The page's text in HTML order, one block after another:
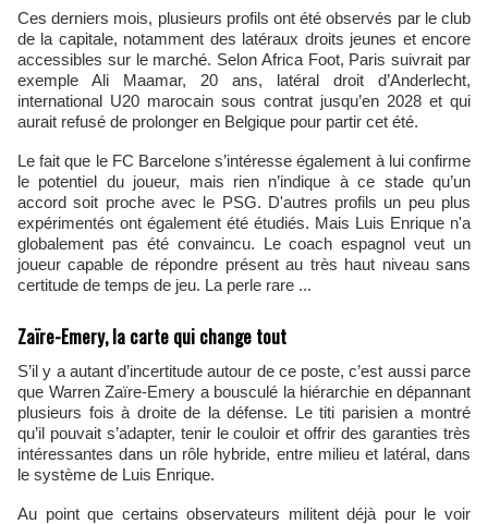
Ces derniers mois, plusieurs profils ont été observés par le club
de la capitale, notamment des latéraux droits jeunes et encore
accessibles sur le marché. Selon Africa Foot, Paris suivrait par
exemple Ali Maamar, 20 ans, latéral droit d’Anderlecht,
international U20 marocain sous contrat jusqu’en 2028 et qui
aurait refusé de prolonger en Belgique pour partir cet été.
Le fait que le FC Barcelone s’intéresse également à lui confirme
le potentiel du joueur, mais rien n’indique à ce stade qu’un
accord soit proche avec le PSG. D'autres profils un peu plus
expérimentés ont également été étudiés. Mais Luis Enrique n'a
globalement pas été convaincu. Le coach espagnol veut un
joueur capable de répondre présent au très haut niveau sans
certitude de temps de jeu. La perle rare ...
Zaïre-Emery, la carte qui change tout
S’il y a autant d’incertitude autour de ce poste, c’est aussi parce
que Warren Zaïre-Emery a bousculé la hiérarchie en dépannant
plusieurs fois à droite de la défense. Le titi parisien a montré
qu’il pouvait s’adapter, tenir le couloir et offrir des garanties très
intéressantes dans un rôle hybride, entre milieu et latéral, dans
le système de Luis Enrique.
Au point que certains observateurs militent déjà pour le voir